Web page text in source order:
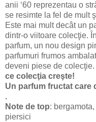
anii ‘60 reprezentau o
se resimte la fel de mult
Este mai mult decât un
dintr-o viitoare colecţie.
parfum, un nou design
parfumuri frumos
deveni piese de colecţie.
ce colecţia creşte!
Un parfum fructat care
.
Note de top:
piersici